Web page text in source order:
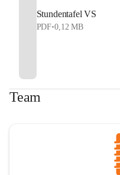
Stundentafel VS
PDF•0,12 MB
Team